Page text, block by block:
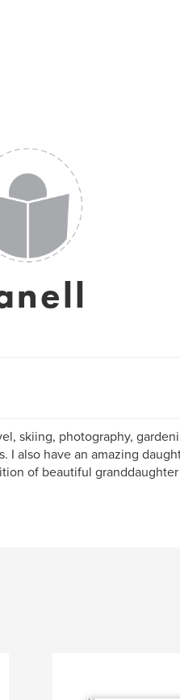
skiing, photography,
I also have an amazing
of beautiful